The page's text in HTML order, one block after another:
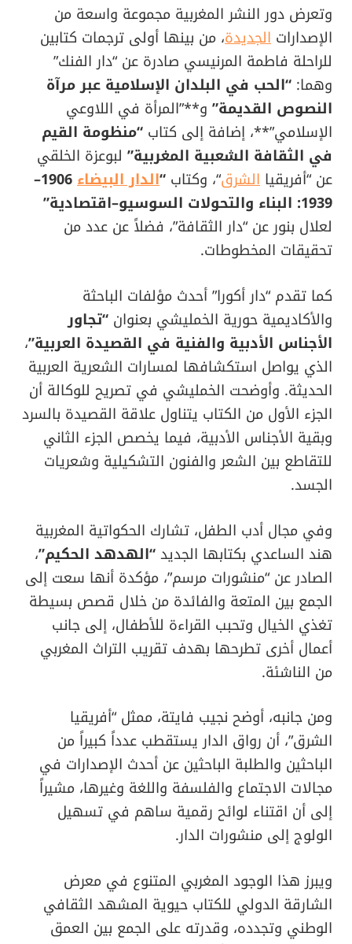
وتعرض دور النشر المغربية مجموعة واسعة من
الإصدارات الجديدة، من بينها أولى ترجمات كتابين
للراحلة فاطمة المرنيسي صادرة عن “دار الفنك”
وهما: “الحب في البلدان الإسلامية عبر مرآة
النصوص القديمة” و**”المرأة في اللاوعي
الإسلامي”**، إضافة إلى كتاب “منظومة القيم
في الثقافة الشعبية المغربية” لبوعزة الخلقي
عن “أفريقيا الشرق“، وكتاب “الدار البيضاء
1906–
1939: البناء والتحولات السوسيو–اقتصادية”
لعلال بنور عن “دار الثقافة”، فضلاً عن عدد من
تحقيقات المخطوطات.
كما تقدم “دار أكورا” أحدث مؤلفات الباحثة
والأكاديمية حورية الخمليشي بعنوان “تجاور
الأجناس الأدبية والفنية في القصيدة العربية”،
الذي يواصل استكشافها لمسارات الشعرية العربية
الحديثة. وأوضحت الخمليشي في تصريح للوكالة أن
الجزء الأول من الكتاب يتناول علاقة القصيدة بالسرد
وبقية الأجناس الأدبية، فيما يخصص الجزء الثاني
للتقاطع بين الشعر والفنون التشكيلية وشعريات
الجسد.
وفي مجال أدب الطفل، تشارك الحكواتية المغربية
هند الساعدي بكتابها الجديد“الهدهد الحكيم”،
الصادر عن “منشورات مرسم”، مؤكدة أنها سعت إلى
الجمع بين المتعة والفائدة من خلال قصص بسيطة
تغذي الخيال وتحبب القراءة للأطفال، إلى جانب
أعمال أخرى تطرحها بهدف تقريب التراث المغربي
من الناشئة.
ومن جانبه، أوضح نجيب فايتة، ممثل “أفريقيا
الشرق”، أن رواق الدار يستقطب عدداً كبيراً من
الباحثين والطلبة الباحثين عن أحدث الإصدارات في
مجالات الاجتماع والفلسفة واللغة وغيرها، مشيراً
إلى أن اقتناء لوائح رقمية ساهم في تسهيل
الولوج إلى منشورات الدار.
ويبرز هذا الوجود المغربي المتنوع في معرض
الشارقة الدولي للكتاب حيوية المشهد الثقافي
الوطني وتجدده، وقدرته على الجمع بين العمق